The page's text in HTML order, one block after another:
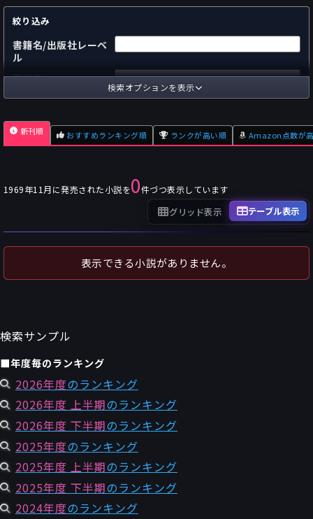
絞り込み
書籍名/出版社レーベ
ル
著者名
国内
海外
出版社
フォーマット
単行本
～
Pt
～
Pt
Amazon点数
～
Pt
～
件
年代と月の範囲
～
細かく検索
検索オプションを表示
新刊順 おすすめランキング順 ランクが高い順 Amazon点数が
1969年11月に発売された小説を0件づつ表示しています
グリッド表示 テーブル表示
表示できる小説がありません。
検索サンプル
■年度毎のランキング
2026年度のランキング
2026年度 上半期のランキング
2026年度 下半期のランキング
2025年度のランキング
2025年度 上半期のランキング
2025年度 下半期のランキング
2024年度のランキング